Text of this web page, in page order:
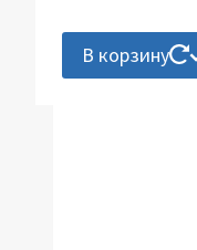
В корзину